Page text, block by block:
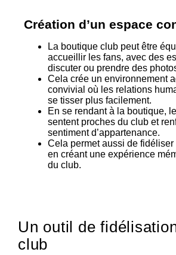
Création d’un espace
La boutique club peut être
accueillir les fans, avec des
discuter ou prendre des
Cela crée un environnement
convivial où les relations
se tisser plus facilement.
En se rendant à la boutique,
sentent proches du club et
sentiment d’appartenance.
Cela permet aussi de
en créant une expérience
du club.
Un outil de
club